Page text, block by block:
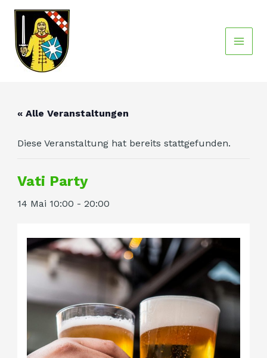
Zum
Inhalt
springen
« Alle Veranstaltungen
Diese Veranstaltung hat bereits stattgefunden.
Vati Party
14 Mai 10:00 - 20:00